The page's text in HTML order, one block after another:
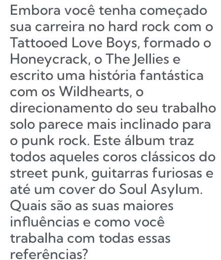
Embora você tenha começado
sua carreira no hard rock com o
Tattooed Love Boys, formado o
Honeycrack, o The Jellies e
escrito uma história fantástica
com os Wildhearts, o
direcionamento do seu trabalho
solo parece mais inclinado para
o punk rock. Este álbum traz
todos aqueles coros clássicos do
street punk, guitarras furiosas e
até um cover do Soul Asylum.
Quais são as suas maiores
influências e como você
trabalha com todas essas
referências?